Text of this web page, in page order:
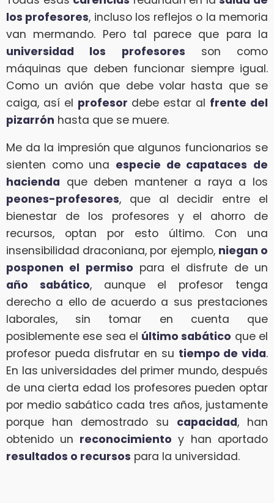
los profesores, incluso los reflejos o la memoria
van mermando. Pero tal parece que para la
universidad los profesores son como
máquinas que deben funcionar siempre igual.
Como un avión que debe volar hasta que se
caiga, así el profesor debe estar al frente del
pizarrón hasta que se muere.
Me da la impresión que algunos funcionarios se
sienten como una especie de capataces de
hacienda que deben mantener a raya a los
peones-profesores, que al decidir entre el
bienestar de los profesores y el ahorro de
recursos, optan por esto último. Con una
insensibilidad draconiana, por ejemplo, niegan o
posponen el permiso para el disfrute de un
año sabático, aunque el profesor tenga
derecho a ello de acuerdo a sus prestaciones
laborales, sin tomar en cuenta que
posiblemente ese sea el último sabático que el
profesor pueda disfrutar en su tiempo de vida.
En las universidades del primer mundo, después
de una cierta edad los profesores pueden optar
por medio sabático cada tres años, justamente
porque han demostrado su capacidad, han
obtenido un reconocimiento y han aportado
resultados o recursos para la universidad.